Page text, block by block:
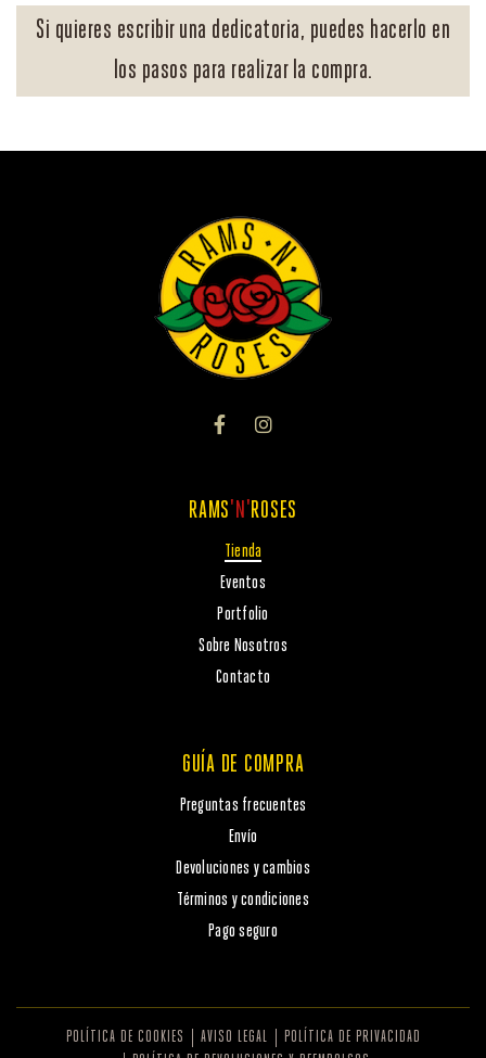
Si quieres escribir una dedicatoria, puedes hacerlo en
los pasos para realizar la compra.
RAMS'N'ROSES
Tienda
Eventos
Portfolio
Sobre Nosotros
Contacto
GUÍA DE COMPRA
Preguntas frecuentes
Envío
Devoluciones y cambios
Términos y condiciones
Pago seguro
POLÍTICA DE COOKIES AVISO LEGAL
POLÍTICA DE PRIVACIDAD